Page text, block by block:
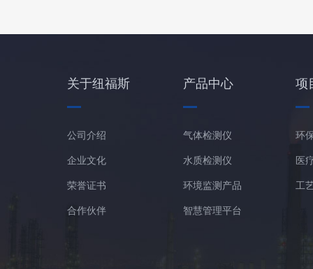
关于纽福斯
公司介绍
企业文化
荣誉证书
合作伙伴
产品中心
气体检测仪
水质检测仪
环境监测产品
智慧管理平台
项
环
医
工